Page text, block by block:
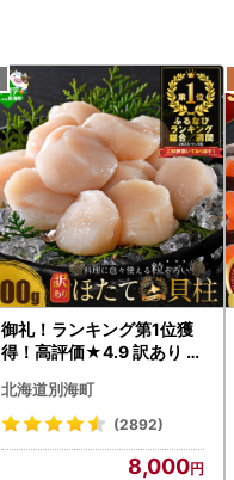
御礼！ランキング第1位獲
得！高評価★4.9 訳あり ホ
貝柱 冷凍 ）
北海道別海町
(2892)
8,000